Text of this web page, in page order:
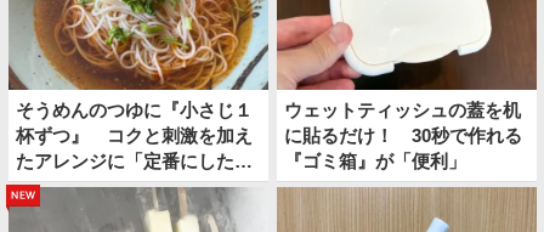
そうめんのつゆに『小さじ１
杯ずつ』 コクと刺激を加え
たアレンジに「定番にした
い」
ウェットティッシュの蓋を机
に貼るだけ！ 30秒で作れる
『ゴミ箱』が「便利」